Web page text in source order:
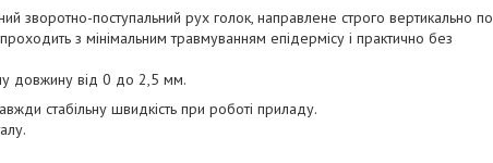
зворотно-поступальний рух голок, направлене строго вертикально по
з мінімальним травмуванням епідермісу і практично без
довжину від 0 до 2,5 мм.
стабільну швидкість при роботі приладу.